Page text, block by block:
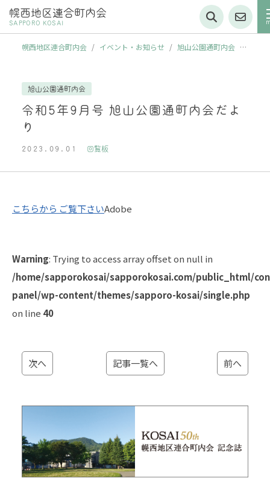
幌西地区連合町内会
SAPPORO KOSAI
幌西地区連合町内会 / イベント・お知らせ / 旭山公園通町内会 /
旭山公園通町内会
令和5年9月号 旭山公園通町内会だよ
り
2023.09.01 回覧板
こちらから ご覧下さいAdobe
Warning: Trying to access array offset on null in
/home/sapporokosai/sapporokosai.com/public_html/
panel/wp-content/themes/sapporo-kosai/single.php
on line 40
次へ 記事一覧へ 前へ